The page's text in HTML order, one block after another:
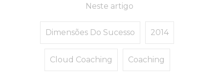
Neste artigo
Dimensões Do Sucesso 2014
Cloud Coaching Coaching